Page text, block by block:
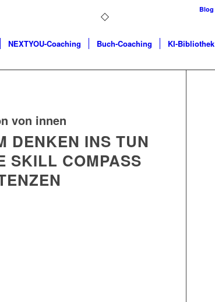
Blog
NEXTYOU-Coaching Buch-Coaching KI-Bibliothek
von innen
DENKEN INS TUN
SKILL COMPASS